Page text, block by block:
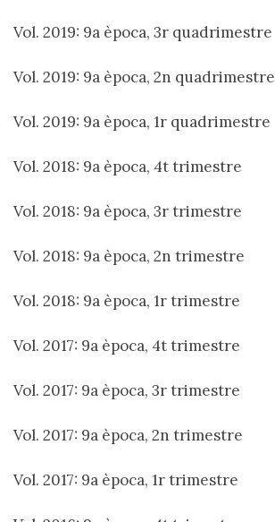
Vol. 2019: 9a època, 3r quadrimestre
Vol. 2019: 9a època, 2n quadrimestre
Vol. 2019: 9a època, 1r quadrimestre
Vol. 2018: 9a època, 4t trimestre
Vol. 2018: 9a època, 3r trimestre
Vol. 2018: 9a època, 2n trimestre
Vol. 2018: 9a època, 1r trimestre
Vol. 2017: 9a època, 4t trimestre
Vol. 2017: 9a època, 3r trimestre
Vol. 2017: 9a època, 2n trimestre
Vol. 2017: 9a època, 1r trimestre